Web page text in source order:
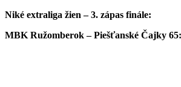
Niké extraliga žien – 3. zápas finále:
MBK Ružomberok – Piešťanské Čajky